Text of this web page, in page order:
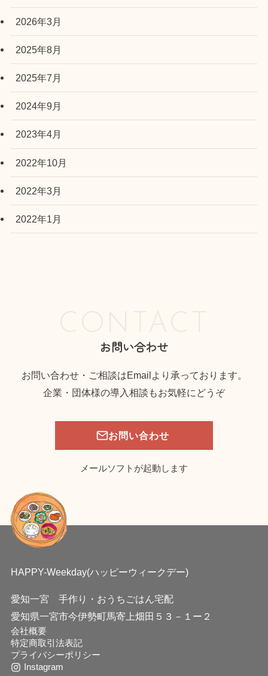
2026年3月
2025年8月
2025年7月
2024年9月
2023年4月
2022年10月
2022年3月
2022年1月
CONTACT
お問い合わせ
お問い合わせ・ご相談はEmailより承っております。
企業・団体様の導入相談もお気軽にどうぞ
お問い合わせ
メールソフトが起動します
HAPPY-Weekday(ハッピーウィークデー)
愛知一宮 手作り・おうちごはん宅配
愛知県一宮市今伊勢町馬寄上畑田５３－１ー２
会社概要
特定商取引法表記
プライバシーポリシー
Instagram